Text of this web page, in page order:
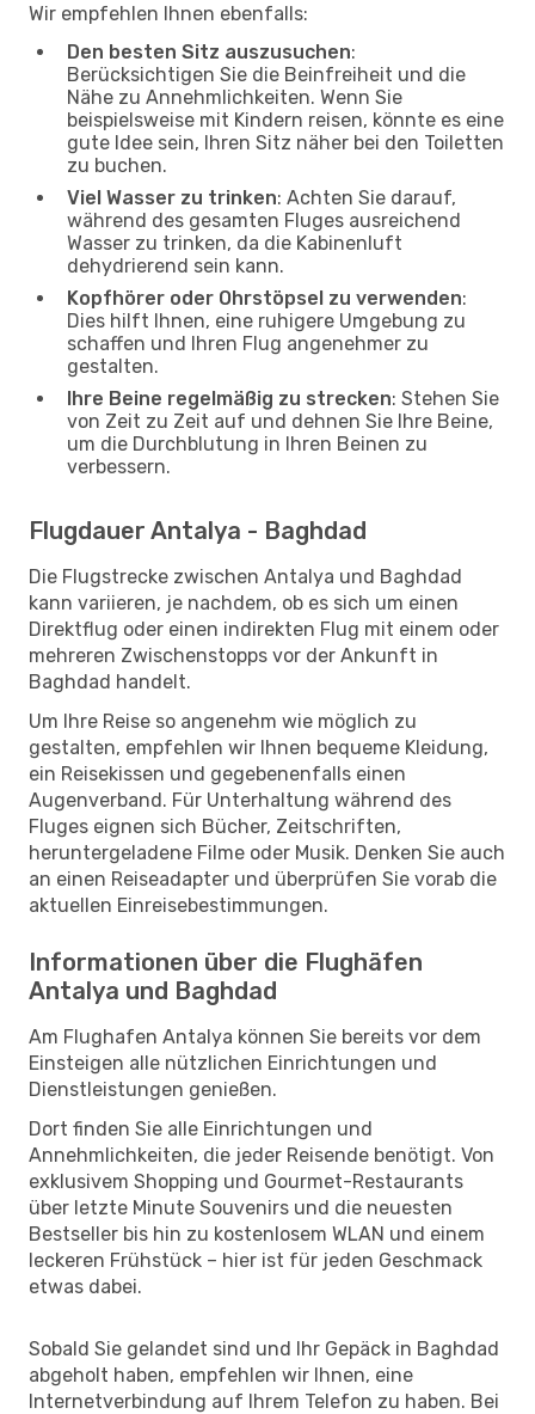
Wir empfehlen Ihnen ebenfalls:
Den besten Sitz auszusuchen:
Berücksichtigen Sie die Beinfreiheit und die
Nähe zu Annehmlichkeiten. Wenn Sie
beispielsweise mit Kindern reisen, könnte es eine
gute Idee sein, Ihren Sitz näher bei den Toiletten
zu buchen.
Viel Wasser zu trinken: Achten Sie darauf,
während des gesamten Fluges ausreichend
Wasser zu trinken, da die Kabinenluft
dehydrierend sein kann.
Kopfhörer oder Ohrstöpsel zu verwenden:
Dies hilft Ihnen, eine ruhigere Umgebung zu
schaffen und Ihren Flug angenehmer zu
gestalten.
Ihre Beine regelmäßig zu strecken: Stehen Sie
von Zeit zu Zeit auf und dehnen Sie Ihre Beine,
um die Durchblutung in Ihren Beinen zu
verbessern.
Flugdauer Antalya - Baghdad
Die Flugstrecke zwischen Antalya und Baghdad
kann variieren, je nachdem, ob es sich um einen
Direktflug oder einen indirekten Flug mit einem oder
mehreren Zwischenstopps vor der Ankunft in
Baghdad handelt.
Um Ihre Reise so angenehm wie möglich zu
gestalten, empfehlen wir Ihnen bequeme Kleidung,
ein Reisekissen und gegebenenfalls einen
Augenverband. Für Unterhaltung während des
Fluges eignen sich Bücher, Zeitschriften,
heruntergeladene Filme oder Musik. Denken Sie auch
an einen Reiseadapter und überprüfen Sie vorab die
aktuellen Einreisebestimmungen.
Informationen über die Flughäfen
Antalya und Baghdad
Am Flughafen Antalya können Sie bereits vor dem
Einsteigen alle nützlichen Einrichtungen und
Dienstleistungen genießen.
Dort finden Sie alle Einrichtungen und
Annehmlichkeiten, die jeder Reisende benötigt. Von
exklusivem Shopping und Gourmet-Restaurants
über letzte Minute Souvenirs und die neuesten
Bestseller bis hin zu kostenlosem WLAN und einem
leckeren Frühstück – hier ist für jeden Geschmack
etwas dabei.
Sobald Sie gelandet sind und Ihr Gepäck in Baghdad
abgeholt haben, empfehlen wir Ihnen, eine
Internetverbindung auf Ihrem Telefon zu haben. Bei